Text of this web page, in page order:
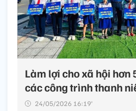
Làm lợi cho xã hội hơn
các công trình thanh
24/05/2026 16:19’